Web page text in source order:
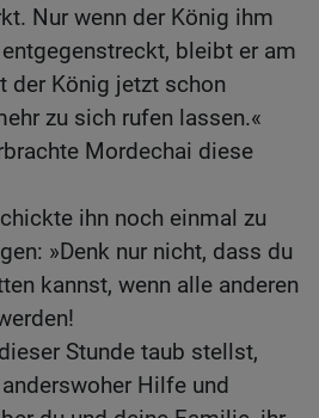
Nur wenn der König ihm
bleibt er am
der König jetzt schon
zu sich rufen lassen.«
Mordechai diese
ihn noch einmal zu
»Denk nur nicht, dass du
kannst, wenn alle anderen
Stunde taub stellst,
Hilfe und